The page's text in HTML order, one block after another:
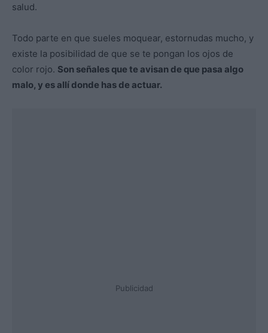
salud.
Todo parte en que sueles moquear, estornudas mucho, y
existe la posibilidad de que se te pongan los ojos de
color rojo. Son señales que te avisan de que pasa algo
malo, y es allí donde has de actuar.
Publicidad